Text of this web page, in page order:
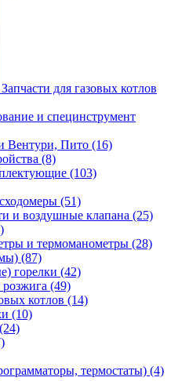
Запчасти для газовых котлов
и специнструмент
Вентури, Пито (16)
(8)
(103)
(51)
и воздушные клапана (25)
и термоманометры (28)
(87)
горелки (42)
(49)
котлов (14)
(10)
термостаты) (4)